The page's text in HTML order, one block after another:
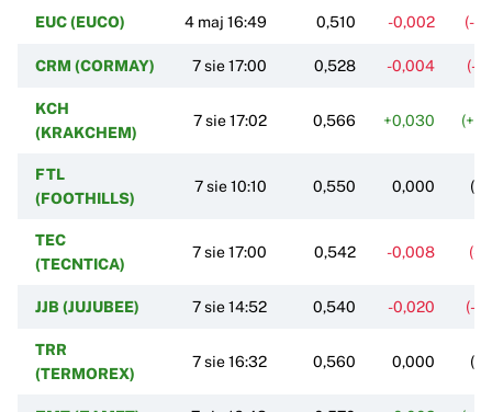
EUC (EUCO) 4 maj 16:49 0,510 -0,002 (-
CRM (CORMAY) 7 sie 17:00 0,528 -0,004 (-
KCH
(KRAKCHEM)
7 sie 17:02 0,566 +0,030
FTL
(FOOTHILLS)
7 sie 10:10 0,550 0,000
TEC
(TECNTICA)
7 sie 17:00 0,542 -0,008 (-
JJB (JUJUBEE) 7 sie 14:52 0,540 -0,020 (-
TRR
(TERMOREX)
7 sie 16:32 0,560 0,000